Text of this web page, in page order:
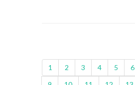
1 2 3 4 5 6